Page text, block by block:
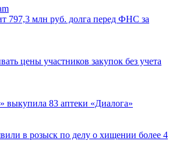
797,3 млн руб. долга перед ФНС за
цены участников закупок без учета
выкупила 83 аптеки «Диалога»
в розыск по делу о хищении более 4